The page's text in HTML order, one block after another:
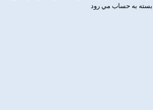
بسته به حساب مي رود